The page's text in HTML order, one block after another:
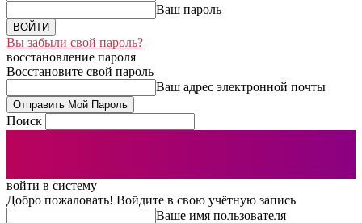
Ваш пароль
Вы забыли свой пароль?
восстановление пароля
Восстановите свой пароль
Ваш адрес электронной почты
Поиск
войти в систему
Добро пожаловать! Войдите в свою учётную запись
Ваше имя пользователя